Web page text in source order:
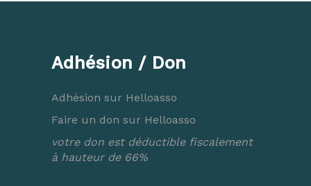
Adhésion / Don
Adhésion sur Helloasso
Faire un don sur Helloasso
votre don est déductible fiscalement
à hauteur de 66%